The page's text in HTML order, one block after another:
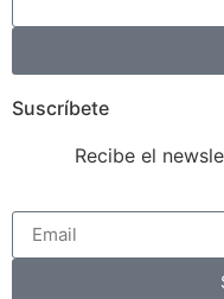
Suscríbete
Recibe el